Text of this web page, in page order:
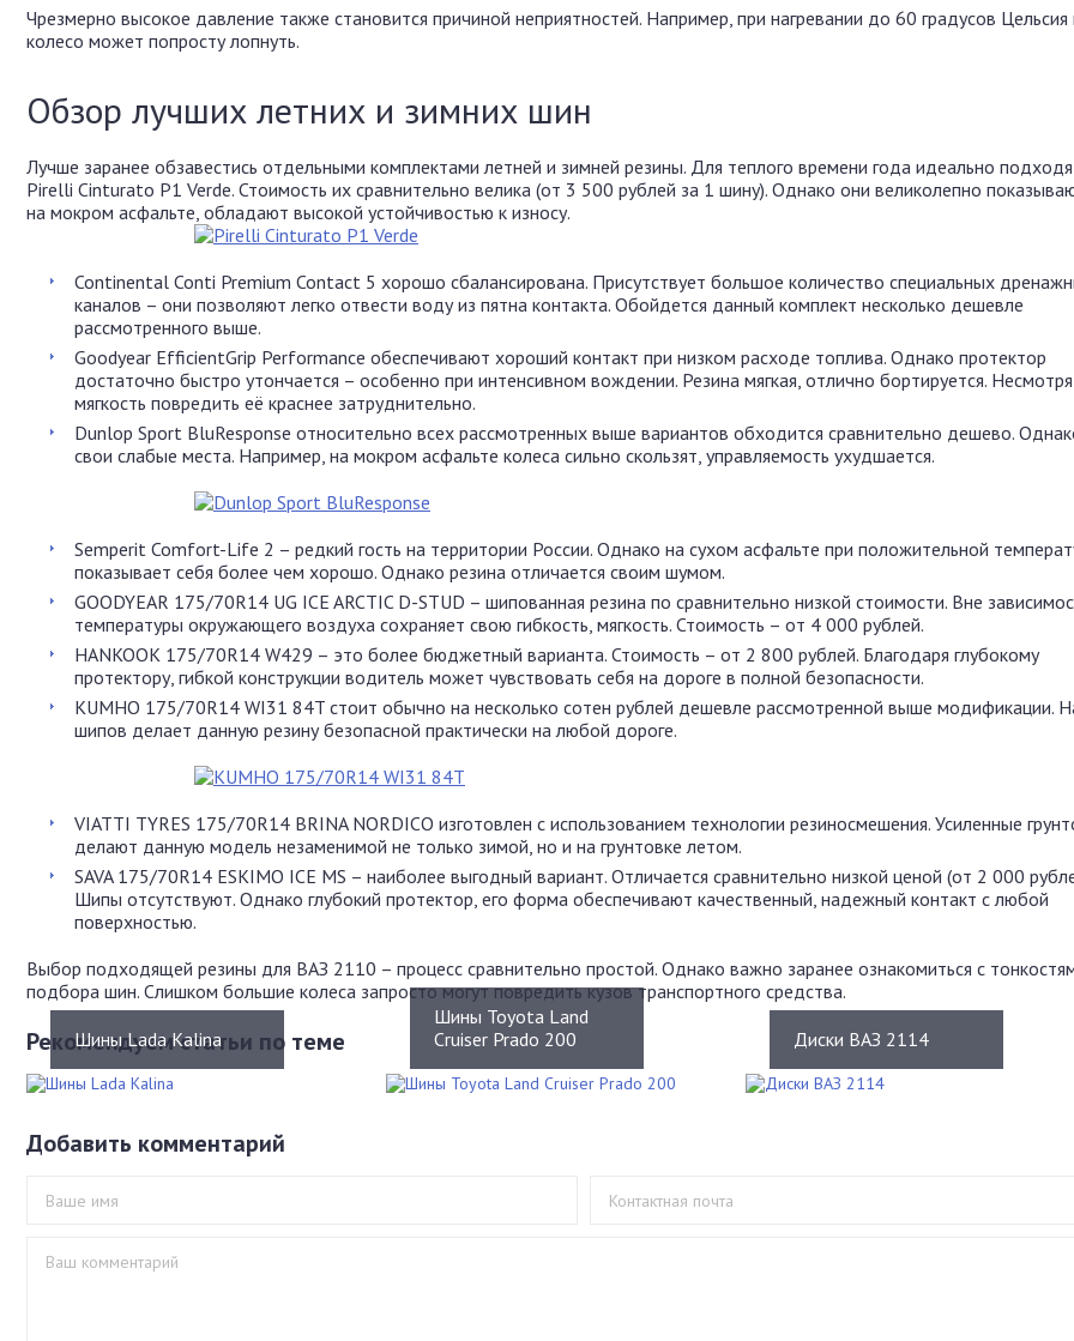
Чрезмерно высокое давление также становится причиной неприятностей. Например, при нагревании до 60 градусов
колесо может попросту лопнуть.
Обзор лучших летних и зимних шин
Лучше заранее обзавестись отдельными комплектами летней и зимней резины. Для теплого времени года идеально
Pirelli Cinturato P1 Verde. Стоимость их сравнительно велика (от 3 500 рублей за 1 шину). Однако они великолепно
на мокром асфальте, обладают высокой устойчивостью к износу.
Continental Conti Premium Contact 5 хорошо сбалансирована. Присутствует большое количество специальных
каналов – они позволяют легко отвести воду из пятна контакта. Обойдется данный комплект несколько дешевле
рассмотренного выше.
Goodyear EfficientGrip Performance обеспечивают хороший контакт при низком расходе топлива. Однако протектор
достаточно быстро утончается – особенно при интенсивном вождении. Резина мягкая, отлично бортируется.
мягкость повредить её краснее затруднительно.
Dunlop Sport BluResponse относительно всех рассмотренных выше вариантов обходится сравнительно дешево.
свои слабые места. Например, на мокром асфальте колеса сильно скользят, управляемость ухудшается.
Semperit Comfort-Life 2 – редкий гость на территории России. Однако на сухом асфальте при положительной
показывает себя более чем хорошо. Однако резина отличается своим шумом.
GOODYEAR 175/70R14 UG ICE ARCTIC D-STUD – шипованная резина по сравнительно низкой стоимости. Вне
температуры окружающего воздуха сохраняет свою гибкость, мягкость. Стоимость – от 4 000 рублей.
HANKOOK 175/70R14 W429 – это более бюджетный варианта. Стоимость – от 2 800 рублей. Благодаря глубокому
протектору, гибкой конструкции водитель может чувствовать себя на дороге в полной безопасности.
KUMHO 175/70R14 WI31 84T стоит обычно на несколько сотен рублей дешевле рассмотренной выше модификации.
шипов делает данную резину безопасной практически на любой дороге.
VIATTI TYRES 175/70R14 BRINA NORDICO изготовлен с использованием технологии резиносмешения. Усиленные
делают данную модель незаменимой не только зимой, но и на грунтовке летом.
SAVA 175/70R14 ESKIMO ICE MS – наиболее выгодный вариант. Отличается сравнительно низкой ценой (от 2 000
Шипы отсутствуют. Однако глубокий протектор, его форма обеспечивают качественный, надежный контакт с любой
поверхностью.
Выбор подходящей резины для ВАЗ 2110 – процесс сравнительно простой. Однако важно заранее ознакомиться с
подбора шин. Слишком большие колеса запросто могут повредить кузов транспортного средства.
Рекомендуем статьи по теме
Шины Lada Kalina
Шины Toyota Land
Cruiser Prado 200
Диски ВАЗ 2114
Добавить комментарий